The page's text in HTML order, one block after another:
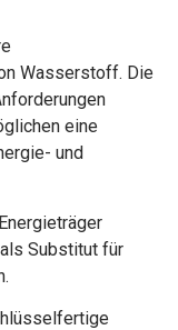
Wasserstoff. Die
eine
und
Substitut für